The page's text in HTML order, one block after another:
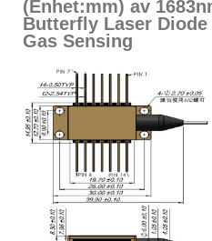
(Enhet:mm) av
Butterfly Laser Diode
Gas Sensing